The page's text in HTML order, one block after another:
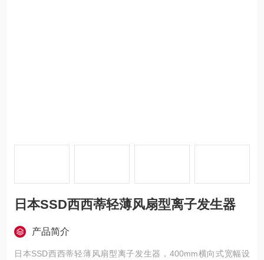
日本SSD西西蒂轻薄风扇型离子发生器
产品简介
日本SSD西西蒂轻薄风扇型离子发生器，400mm横向式宽幅设